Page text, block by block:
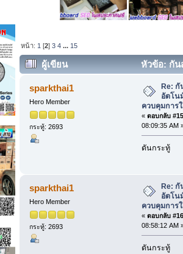
หน้า: 1 [2]3 4 ... 15
ผู้เขียน
หัวข้อ: กัน
ควบคุมการใช้งานผ่านรีโมท (อ่าน
sparkthai1
Hero Member
กระทู้: 2693
Re:
อัตโน
ควบคุมการ
« ตอบกลับ
08:09:35 AM
ดันกระทู้
sparkthai1
Hero Member
กระทู้: 2693
Re:
อัตโน
ควบคุมการ
« ตอบกลับ
08:58:12 AM
ดันกระทู้